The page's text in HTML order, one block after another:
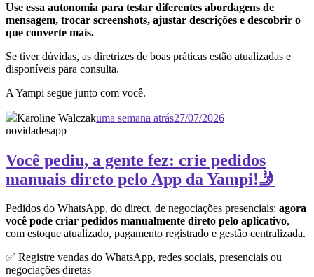
Use essa autonomia para testar diferentes abordagens de
mensagem, trocar screenshots, ajustar descrições e descobrir o
que converte mais.
Se tiver dúvidas, as diretrizes de boas práticas estão atualizadas e
disponíveis para consulta.
A Yampi segue junto com você.
Karoline Walczakuma semana atrás27/07/2026
novidadesapp
Você pediu, a gente fez: crie pedidos
manuais direto pelo App da Yampi!🤳
Pedidos do WhatsApp, do direct, de negociações presenciais: agora
você pode criar pedidos manualmente direto pelo aplicativo,
com estoque atualizado, pagamento registrado e gestão centralizada.
✅ Registre vendas do WhatsApp, redes sociais, presenciais ou
negociações diretas